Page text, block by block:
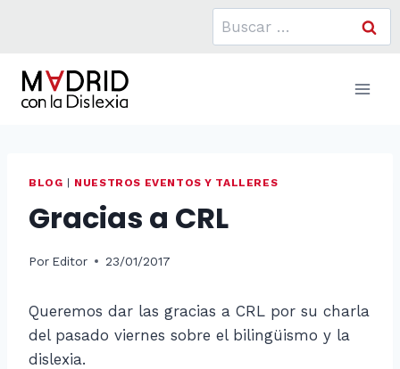
Buscar:
BLOG NUESTROS EVENTOS Y TALLERES
Gracias a CRL
Por Editor 23/01/2017
Queremos dar las gracias a CRL por su charla
del pasado viernes sobre el bilingüismo y la
dislexia.